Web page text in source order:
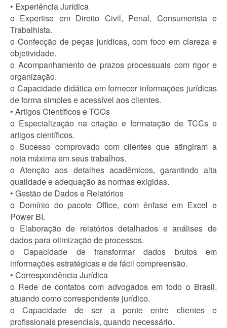
• Experiência Jurídica
o Expertise em Direito Civil, Penal, Consumerista e
Trabalhista.
o Confecção de peças jurídicas, com foco em clareza e
objetividade.
o Acompanhamento de prazos processuais com rigor e
organização.
o Capacidade didática em fornecer informações jurídicas
de forma simples e acessível aos clientes.
• Artigos Científicos e TCCs
o Especialização na criação e formatação de TCCs e
artigos científicos.
o Sucesso comprovado com clientes que atingiram a
nota máxima em seus trabalhos.
o Atenção aos detalhes acadêmicos, garantindo alta
qualidade e adequação às normas exigidas.
• Gestão de Dados e Relatórios
o Domínio do pacote Office, com ênfase em Excel e
Power BI.
o Elaboração de relatórios detalhados e análises de
dados para otimização de processos.
o Capacidade de transformar dados brutos em
informações estratégicas e de fácil compreensão.
• Correspondência Jurídica
o Rede de contatos com advogados em todo o Brasil,
atuando como correspondente jurídico.
o Capacidade de ser a ponte entre clientes e
profissionais presenciais, quando necessário.